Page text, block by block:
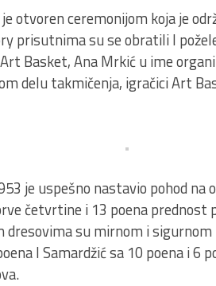
otvoren ceremonijom koja je
prisutnima su se obratili I
Basket, Ana Mrkić u ime
delu takmičenja, igračici Art
je uspešno nastavio pohod
četvrtine i 13 poena
dresovima su mirnom i
I Samardžić sa 10 poena i 6